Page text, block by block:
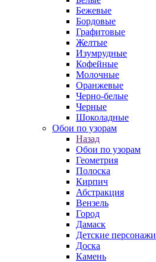
Бежевые
Бордовые
Графитовые
Желтые
Изумрудные
Кофейные
Молочные
Оранжевые
Черно-белые
Черные
Шоколадные
Обои по узорам
Назад
Обои по узорам
Геометрия
Полоска
Кирпич
Абстракция
Вензель
Город
Дамаск
Детские персонажи
Доска
Камень